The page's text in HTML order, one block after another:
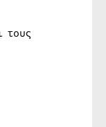
τους